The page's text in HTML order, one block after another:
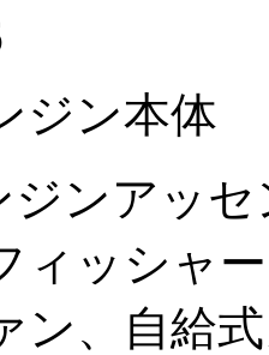
ジン本体
ジンアッ
ィッシャ
ン、自給